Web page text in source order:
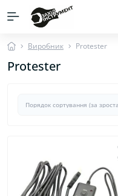
Виробник Protester
Protester